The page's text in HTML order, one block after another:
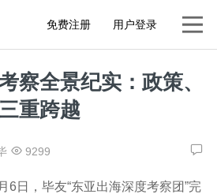
免费注册 用户登录
察全景纪实：政策、
重跨越
9299
6日，毕友“东亚出海深度考察团”完